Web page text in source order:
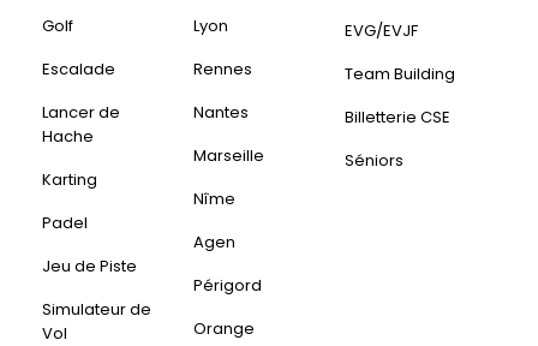
Golf
Escalade
Lancer de
Hache
Karting
Padel
Jeu de Piste
Simulateur de
Vol
Lyon
Rennes
Nantes
Marseille
Nîme
Agen
Périgord
Orange
EVG/EVJF
Team Building
Billetterie CSE
Séniors